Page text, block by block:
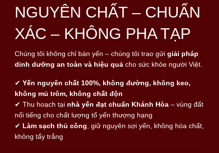
NGUYÊN CHẤT – CHUẨN
XÁC – KHÔNG PHA TẠP
Chúng tôi không chỉ bán yến – chúng tôi trao gửi giải pháp
dinh dưỡng an toàn và hiệu quả cho sức khỏe người Việt.
✔ Yến nguyên chất 100%, không đường, không keo,
không mủ trôm, không chất độn
✔ Thu hoạch tại nhà yến đạt chuẩn Khánh Hòa – vùng đất
nổi tiếng cho chất lượng tổ yến thượng hạng
✔ Làm sạch thủ công , giữ nguyên sợi yến, không hóa chất,
không tẩy trắng